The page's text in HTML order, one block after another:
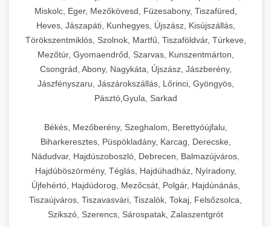
chef-iparikonyhagepek.hu
kereskedelmi sajtreszelő
Teljes körű nagykonyhai berendezések és
professzionális vendéglátóipari kellékek.
Minden, ami szükséges éttermi és catering
műveletekhez.
chef-iparikonyhagepek.hu
kereskedelmi konyhai megoldások
Miskolc, Eger, Mezőkövesd, Füzesabony, Tiszafüred,
Heves, Jászapáti, Kunhegyes, Újszász, Kisújszállás,
Törökszentmiklós, Szolnok, Martfű, Tiszaföldvár, Túrkeve,
Mezőtúr, Gyomaendrőd, Szarvas, Kunszentmárton,
Csongrád, Abony, Nagykáta, Újszász, Jászberény,
Jászfényszaru, Jászárokszállás, Lőrinci, Gyöngyös,
Pásztó,Gyula, Sarkad
Békés, Mezőberény, Szeghalom, Berettyóújfalu,
Biharkeresztes, Püspökladány, Karcag, Derecske,
Nádudvar, Hajdúszoboszló, Debrecen, Balmazújváros,
Hajdúböszörmény, Téglás, Hajdúhadház, Nyíradony,
Újfehértó, Hajdúdorog, Mezőcsát, Polgár, Hajdúnánás,
Tiszaújváros, Tiszavasvári, Tiszalök, Tokaj, Felsőzsolca,
Szikszó, Szerencs, Sárospatak, Zalaszentgrót